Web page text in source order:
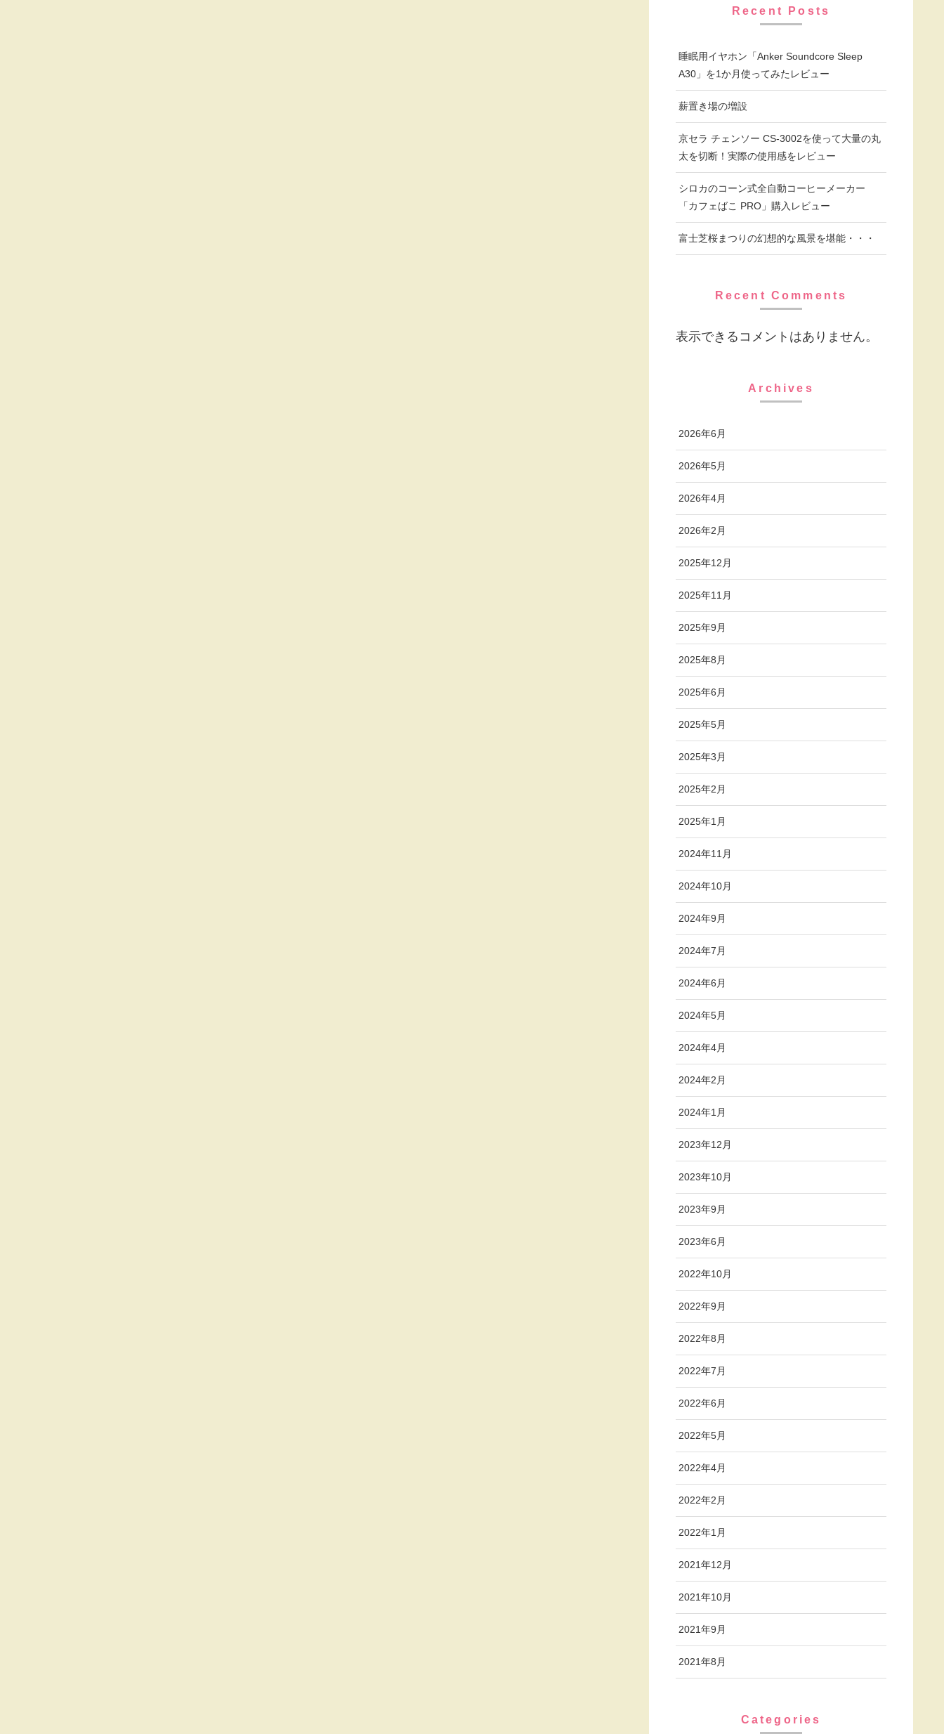
Recent Posts
睡眠用イヤホン「Anker Soundcore Sleep
A30」を1か月使ってみたレビュー
薪置き場の増設
京セラ チェンソー CS-3002を使って大量の丸
太を切断！実際の使用感をレビュー
シロカのコーン式全自動コーヒーメーカー
「カフェばこ PRO」購入レビュー
富士芝桜まつりの幻想的な風景を堪能・・・
Recent Comments
表示できるコメントはありません。
Archives
2026年6月
2026年5月
2026年4月
2026年2月
2025年12月
2025年11月
2025年9月
2025年8月
2025年6月
2025年5月
2025年3月
2025年2月
2025年1月
2024年11月
2024年10月
2024年9月
2024年7月
2024年6月
2024年5月
2024年4月
2024年2月
2024年1月
2023年12月
2023年10月
2023年9月
2023年6月
2022年10月
2022年9月
2022年8月
2022年7月
2022年6月
2022年5月
2022年4月
2022年2月
2022年1月
2021年12月
2021年10月
2021年9月
2021年8月
Categories